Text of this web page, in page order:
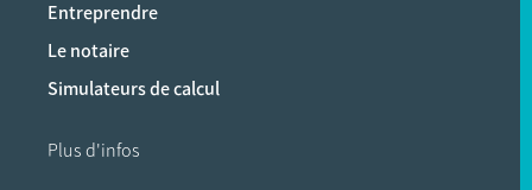
Entreprendre
Le notaire
Simulateurs de calcul
Plus d'infos